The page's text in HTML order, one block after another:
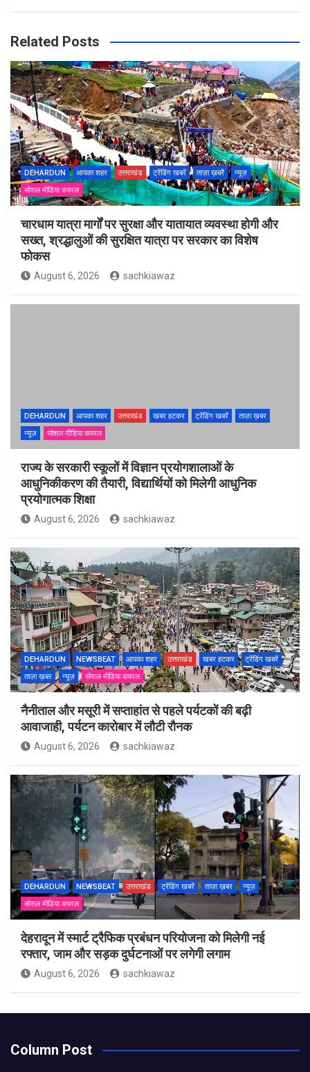
Related Posts
DEHARDUN आपका शहर उत्तराखंड ट्रेंडिंग खबरें ताज़ा ख़बरें
न्यूज़
सोशल मीडिया वायरल
चारधाम यात्रा मार्गों पर सुरक्षा और यातायात व्यवस्था होगी और
सख्त, श्रद्धालुओं की सुरक्षित यात्रा पर सरकार का विशेष
फोकस
August 6, 2026 sachkiawaz
DEHARDUN आपका शहर उत्तराखंड खबर हटकर ट्रेंडिंग खबरें
ताज़ा ख़बर
न्यूज़
सोशल मीडिया वायरल
राज्य के सरकारी स्कूलों में विज्ञान प्रयोगशालाओं के
आधुनिकीकरण की तैयारी, विद्यार्थियों को मिलेगी आधुनिक
प्रयोगात्मक शिक्षा
August 6, 2026 sachkiawaz
DEHARDUN NEWSBEAT आपका शहर उत्तराखंड खबर हटकर
ट्रेंडिंग खबरें
ताज़ा ख़बर
न्यूज़ सोशल मीडिया वायरल
नैनीताल और मसूरी में सप्ताहांत से पहले पर्यटकों की बढ़ी
आवाजाही, पर्यटन कारोबार में लौटी रौनक
August 6, 2026 sachkiawaz
DEHARDUN NEWSBEAT उत्तराखंड ट्रेंडिंग खबरें ताज़ा ख़बर
न्यूज़
सोशल मीडिया वायरल
देहरादून में स्मार्ट ट्रैफिक प्रबंधन परियोजना को मिलेगी नई
रफ्तार, जाम और सड़क दुर्घटनाओं पर लगेगी लगाम
August 6, 2026 sachkiawaz
Column Post